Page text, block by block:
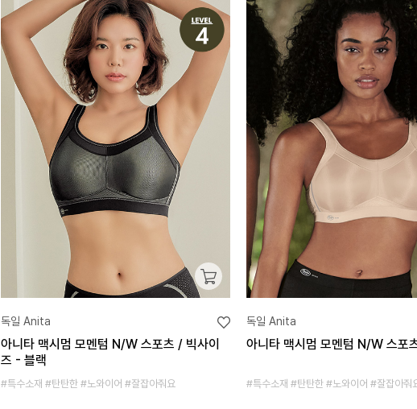
독일 Anita
아니타 맥시멈 모멘텀 N/W 스포츠 / 빅사이
즈 - 블랙
#특수소재 #탄탄한 #노와이어 #잘잡아줘요
독일 Anita
아니타 맥시멈 모멘텀 N/W 스포
#특수소재 #탄탄한 #노와이어 #잘잡아줘